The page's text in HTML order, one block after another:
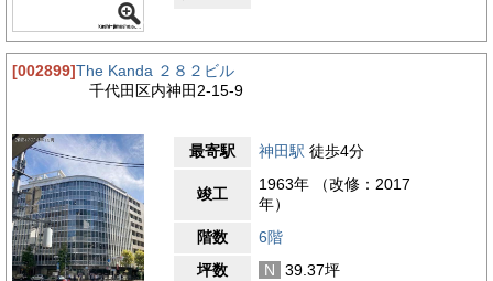
[002899]The Kanda ２８２ビル
千代田区内神田2-15-9
最寄駅 神田駅 徒歩4分
竣工
1963年 （改修：2017
年）
階数
6階
坪数
N
39.37坪